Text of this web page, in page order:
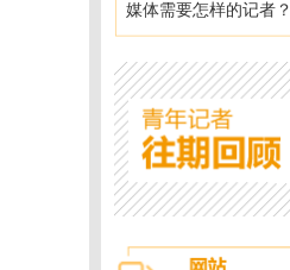
媒体需要怎样的记者？